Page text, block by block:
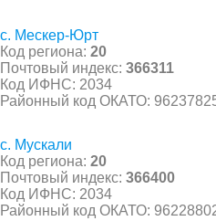
с. Мескер-Юрт
Код региона: 20
Почтовый индекс: 366311
Код ИФНС: 2034
Районный код ОКАТО:
с. Мускали
Код региона: 20
Почтовый индекс: 366400
Код ИФНС: 2034
Районный код ОКАТО: